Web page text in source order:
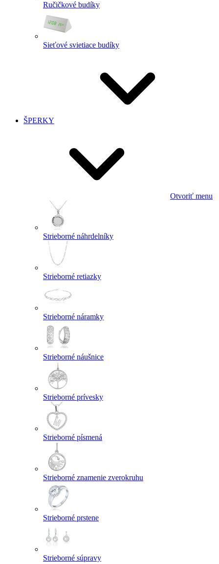
Ručičkové budíky
Sieťové svietiace budíky
ŠPERKY
Otvoriť menu
Strieborné náhrdelníky
Strieborné retiazky
Strieborné náramky
Strieborné náušnice
Strieborné prívesky
Strieborné písmená
Strieborné znamenie zverokruhu
Strieborné prstene
Strieborné súpravy